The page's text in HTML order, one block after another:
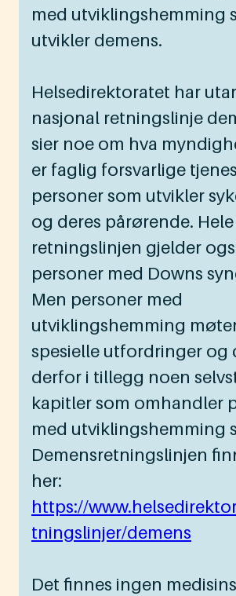
med utviklingshemming
utvikler demens.
Helsedirektoratet har
nasjonal retningslinje
sier noe om hva
er faglig forsvarlige
personer som utvikler
og deres pårørende. Hele
retningslinjen gjelder
personer med Downs
Men personer med
utviklingshemming
spesielle utfordringer og
derfor i tillegg noen
kapitler som omhandler
med utviklingshemming
Demensretningslinjen
her:
https://
tningslinjer/demens
Det finnes ingen